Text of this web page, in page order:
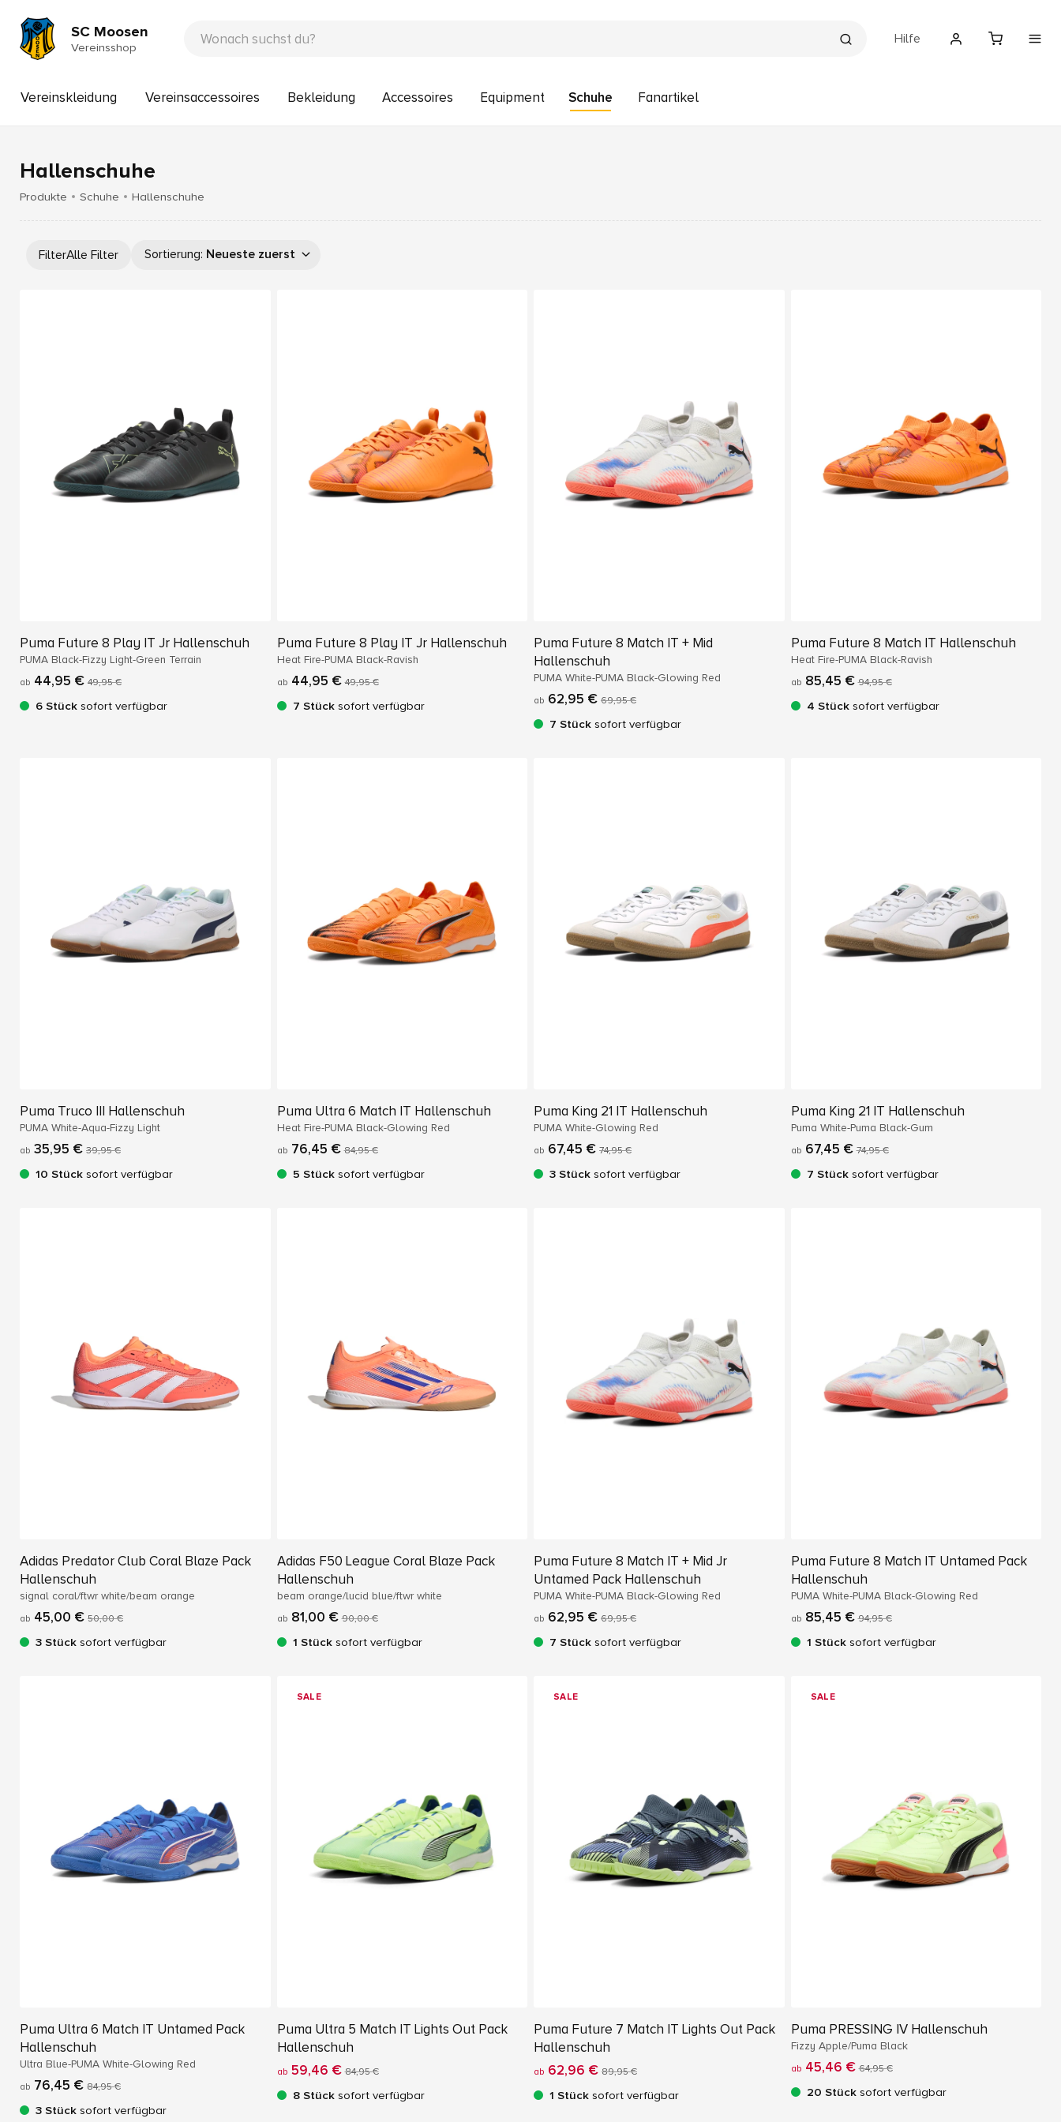
SC Moosen
Vereinsshop
Hilfe
Vereinskleidung Vereinsaccessoires Bekleidung Accessoires Equipment Schuhe Fanartikel
Hallenschuhe
Produkte Schuhe Hallenschuhe
FilterAlle Filter Sortierung: Neueste zuerst
Puma Future 8 Play IT Jr Hallenschuh
PUMA Black-Fizzy Light-Green Terrain
ab 44,95 € 49,95 €
6 Stück sofort verfügbar
Puma Future 8 Play IT Jr Hallenschuh
Heat Fire-PUMA Black-Ravish
ab 44,95 € 49,95 €
7 Stücksofort verfügbar
Puma Future 8 Match IT + Mid
Hallenschuh
PUMA White-PUMA Black-Glowing Red
ab 62,95 € 69,95 €
7 Stück sofort verfügbar
Puma Future 8 Match IT Hallenschuh
Heat Fire-PUMA Black-Ravish
ab 85,45 € 94,95 €
4 Stücksofort verfügbar
Puma Truco III Hallenschuh
PUMA White-Aqua-Fizzy Light
ab 35,95 € 39,95 €
10 Stück sofort verfügbar
Puma Ultra 6 Match IT Hallenschuh
Heat Fire-PUMA Black-Glowing Red
ab 76,45 € 84,95 €
5 Stücksofort verfügbar
Puma King 21 IT Hallenschuh
PUMA White-Glowing Red
ab 67,45 € 74,95 €
3 Stück sofort verfügbar
Puma King 21 IT Hallenschuh
Puma White-Puma Black-Gum
ab 67,45 € 74,95 €
7 Stücksofort verfügbar
Adidas Predator Club Coral Blaze Pack
Hallenschuh
signal coral/ftwr white/beam orange
ab 45,00 € 50,00 €
3 Stück sofort verfügbar
Adidas F50 League Coral Blaze Pack
Hallenschuh
beam orange/lucid blue/ftwr white
ab 81,00 € 90,00 €
1 Stücksofort verfügbar
Puma Future 8 Match IT + Mid Jr
Untamed Pack Hallenschuh
PUMA White-PUMA Black-Glowing Red
ab 62,95 € 69,95 €
7 Stück sofort verfügbar
Puma Future 8 Match IT Untamed Pack
Hallenschuh
PUMA White-PUMA Black-Glowing Red
ab 85,45 € 94,95 €
1 Stücksofort verfügbar
Puma Ultra 6 Match IT Untamed Pack
Hallenschuh
Ultra Blue-PUMA White-Glowing Red
ab 76,45 € 84,95 €
3 Stück sofort verfügbar
SALE
Puma Ultra 5 Match IT Lights Out Pack
Hallenschuh
ab 59,46 € 84,95 €
8 Stücksofort verfügbar
SALE
Puma Future 7 Match IT Lights Out Pack
Hallenschuh
ab 62,96 € 89,95 €
1 Stück sofort verfügbar
SALE
Puma PRESSING IV Hallenschuh
Fizzy Apple/Puma Black
ab 45,46 € 64,95 €
20 Stücksofort verfügbar